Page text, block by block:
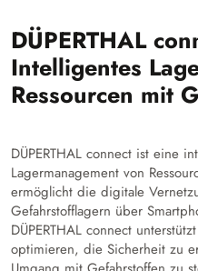
DÜPERTHAL
Intelligentes
Ressourcen mit
DÜPERTHAL connect ist eine
Lagermanagement von
ermöglicht die digitale
Gefahrstofflagern über
DÜPERTHAL connect
optimieren, die Sicherheit zu